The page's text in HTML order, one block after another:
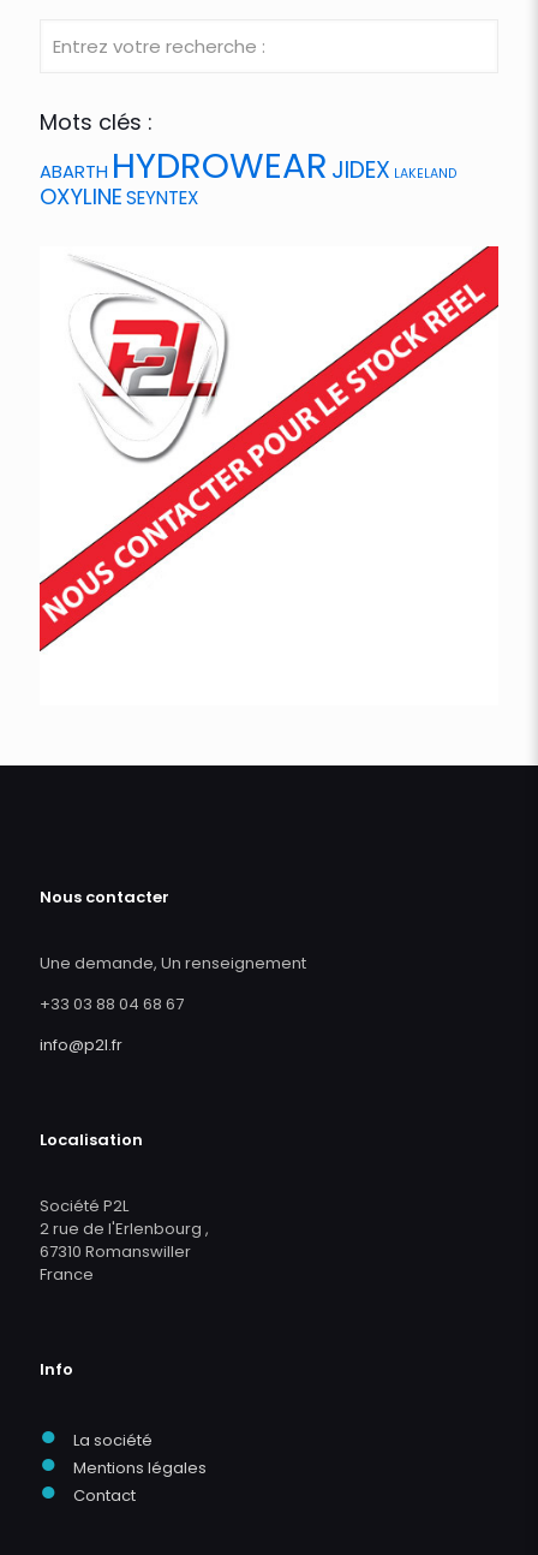
Mots clés :
ABARTH HYDROWEAR JIDEX LAKELAND
OXYLINESEYNTEX
Nous contacter
Une demande, Un renseignement
+33 03 88 04 68 67
info@p2l.fr
Localisation
Société P2L
2 rue de l'Erlenbourg ,
67310 Romanswiller
France
Info
● La société
● Mentions légales
● Contact